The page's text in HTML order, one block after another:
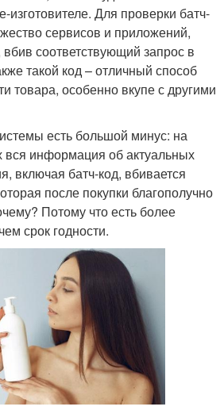
Для проверки батч-
сервисов и приложений,
вбив соответствующий запрос в
такой код – отличный способ
товара, особенно вкупе с другими
есть большой минус: на
вся информация об актуальных
включая батч-код, вбивается
после покупки благополучно
Потому что есть более
срок годности.